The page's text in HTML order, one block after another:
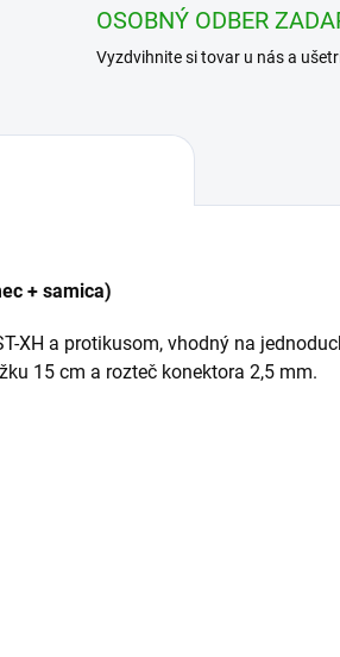
OSOBNÝ ODBER
Vyzdvihnite si tovar u nás a
+ samica)
XH a protikusom, vhodný na
15 cm a rozteč konektora 2,5 mm.